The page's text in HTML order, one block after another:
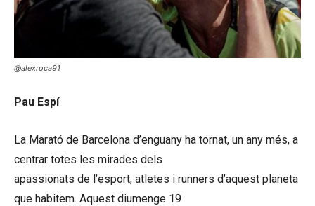
@alexroca91
Pau Espí
La Marató de Barcelona d’enguany ha tornat, un any més, a
centrar totes les mirades dels
apassionats de l’esport, atletes i runners d’aquest planeta
que habitem. Aquest diumenge 19